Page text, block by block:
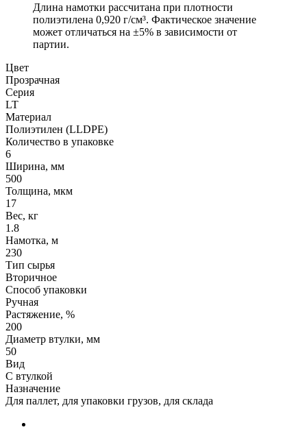
Длина намотки рассчитана при плотности
полиэтилена 0,920 г/см³. Фактическое значение
может отличаться на ±5% в зависимости от
партии.
Цвет
Прозрачная
Серия
LT
Материал
Полиэтилен (LLDPE)
Количество в упаковке
6
Ширина, мм
500
Толщина, мкм
17
Вес, кг
1.8
Намотка, м
230
Тип сырья
Вторичное
Способ упаковки
Ручная
Растяжение, %
200
Диаметр втулки, мм
50
Вид
С втулкой
Назначение
Для паллет, для упаковки грузов, для склада